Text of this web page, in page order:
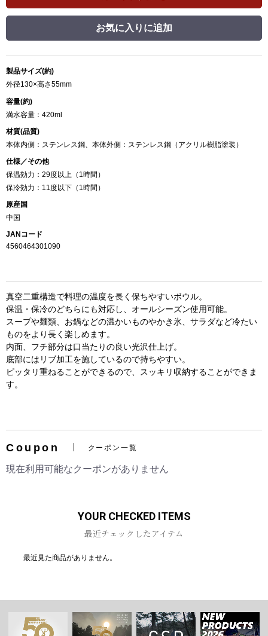
お気に入りに追加
製品サイズ(約)
外径130×高さ55mm
容量(約)
満水容量：420ml
材質(品質)
本体内側：ステンレス鋼、本体外側：ステンレス鋼（アクリル樹脂塗装）
仕様／その他
保温効力：29度以上（1時間）
保冷効力：11度以下（1時間）
原産国
中国
JANコード
4560464301090
真空二重構造で料理の温度を長く保ちやすいボウル。
保温・保冷のどちらにも対応し、オールシーズン使用可能。
スープや麺類、お鍋などの温かいものやかき氷、サラダなど冷たい
ものをより長く楽しめます。
内面、フチ部分は口当たりの良い光沢仕上げ。
底部にはリブ加工を施しているので持ちやすい。
ピッタリ重ねることができるので、スッキリ収納することができま
す。
Coupon クーポン一覧
現在利用可能なクーポンがありません
YOUR CHECKED ITEMS
最近チェックしたアイテム
最近見た商品がありません。